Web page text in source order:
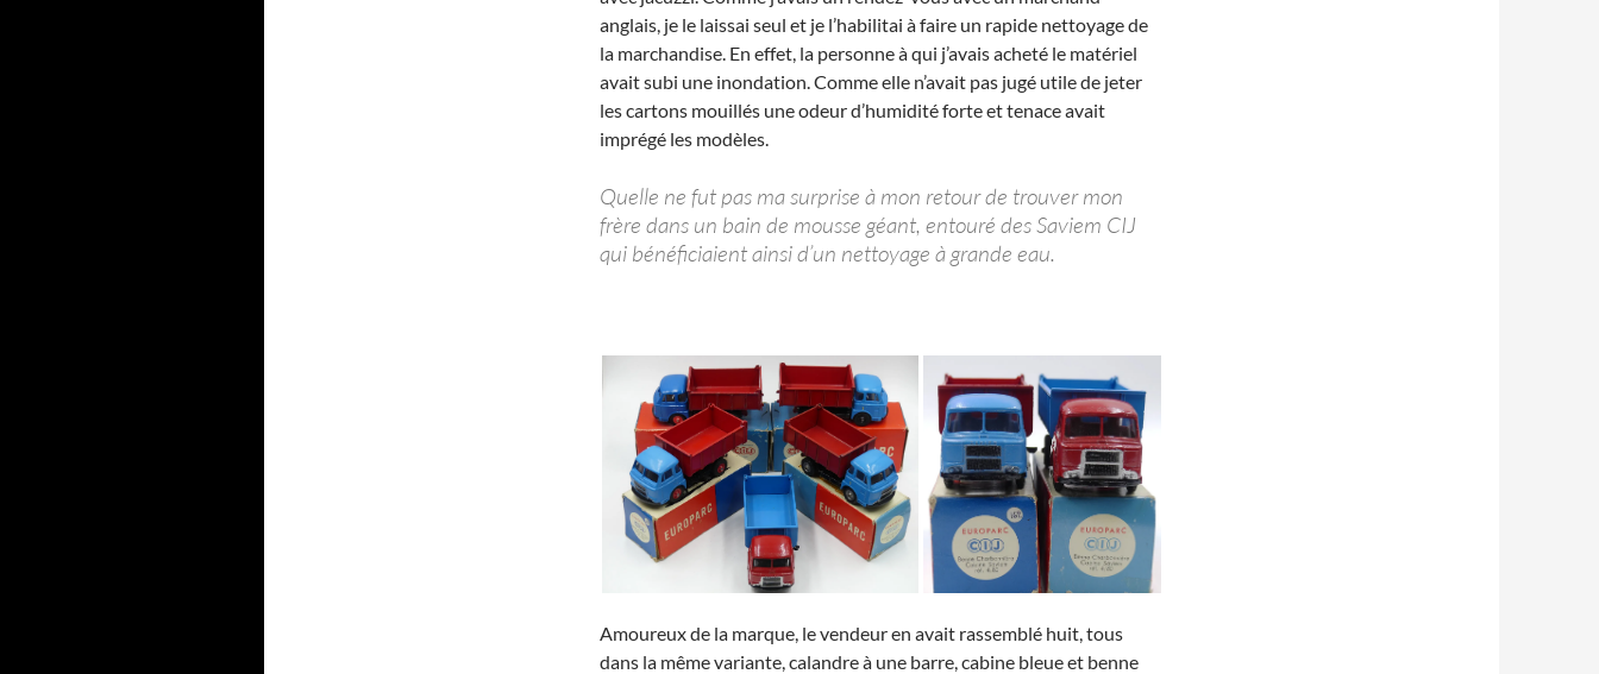
anglais, je le laissai seul et je l’habilitai à faire un rapide nettoyage de
la marchandise. En effet, la personne à qui j’avais acheté le matériel
avait subi une inondation. Comme elle n’avait pas jugé utile de jeter
les cartons mouillés une odeur d’humidité forte et tenace avait
imprégé les modèles.
Quelle ne fut pas ma surprise à mon retour de trouver mon
frère dans un bain de mousse géant, entouré des Saviem CIJ
qui bénéficiaient ainsi d’un nettoyage à grande eau.
Amoureux de la marque, le vendeur en avait rassemblé huit, tous
dans la même variante, calandre à une barre, cabine bleue et benne